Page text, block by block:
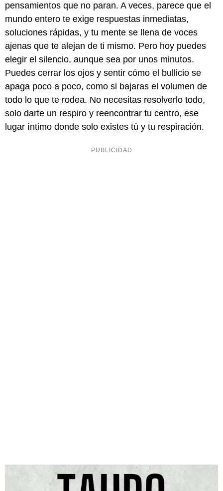
pensamientos que no paran. A veces, parece que el
mundo entero te exige respuestas inmediatas,
soluciones rápidas, y tu mente se llena de voces
ajenas que te alejan de ti mismo. Pero hoy puedes
elegir el silencio, aunque sea por unos minutos.
Puedes cerrar los ojos y sentir cómo el bullicio se
apaga poco a poco, como si bajaras el volumen de
todo lo que te rodea. No necesitas resolverlo todo,
solo darte un respiro y reencontrar tu centro, ese
lugar íntimo donde solo existes tú y tu respiración.